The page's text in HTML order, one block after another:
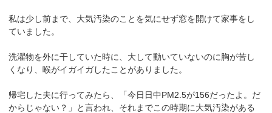
私は少し前まで、大気汚染のことを気にせず窓を開けて家事をし
ていました。
洗濯物を外に干していた時に、大して動いていないのに胸が苦し
くなり、喉がイガイガしたことがありました。
帰宅した夫に行ってみたら、「今日日中PM2.5が156だったよ。だ
からじゃない？」と言われ、それまでこの時期に大気汚染がある